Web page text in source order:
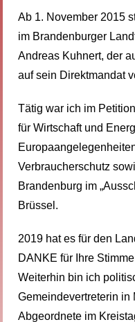
Ab 1. November 2015
im Brandenburger
Andreas Kuhnert, der
auf sein Direktmandat
Tätig war ich im
für Wirtschaft und
Verbraucherschutz
Brandenburg im
Brüssel.
2019 hat es für den
DANKE für Ihre
Weiterhin bin ich
Gemeindevertreterin in
Abgeordnete im